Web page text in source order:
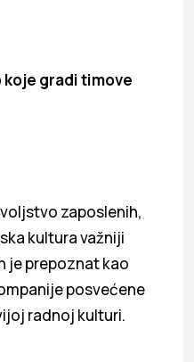
koje gradi timove
zaposlenih,
kultura važniji
je prepoznat kao
posvećene
radnoj kulturi.